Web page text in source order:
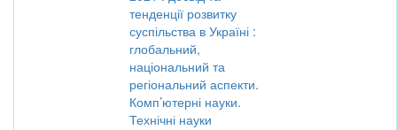
тенденції розвитку
суспільства в Україні :
глобальний,
національний та
регіональний аспекти.
Комп’ютерні науки.
Технічні науки